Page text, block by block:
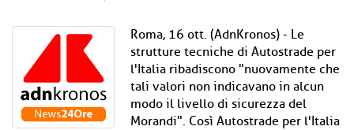
Roma, 16 ott. (AdnKronos) - Le
strutture tecniche di Autostrade per
l'Italia ribadiscono "nuovamente che
tali valori non indicavano in alcun
modo il livello di sicurezza del
Morandi". Così Autostrade per l'Italia